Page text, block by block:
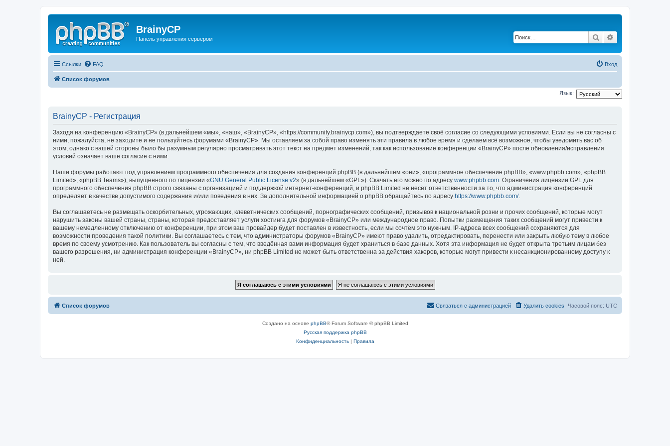
BrainyCP
Панель управления сервером Поиск
Ссылки FAQ Вход
Список форумов
Язык:
BrainyCP - Регистрация
Заходя на конференцию «BrainyCP» (в дальнейшем «мы», «наш», «BrainyCP», «https://community.brainycp.com»), вы подтверждаете своё согласие со следующими условиями. Если вы не согласны с
ними, пожалуйста, не заходите и не пользуйтесь форумами «BrainyCP». Мы оставляем за собой право изменять эти правила в любое время и сделаем всё возможное, чтобы уведомить вас об
этом, однако с вашей стороны было бы разумным регулярно просматривать этот текст на предмет изменений, так как использование конференции «BrainyCP» после обновления/исправления
условий означает ваше согласие с ними.
Наши форумы работают под управлением программного обеспечения для создания конференций phpBB (в дальнейшем «они», «программное обеспечение phpBB», «www.phpbb.com», «phpBB
Limited», «phpBB Teams»), выпущенного по лицензии «GNU General Public License v2» (в дальнейшем «GPL»). Скачать его можно по адресу www.phpbb.com. Ограничения лицензии GPL для
программного обеспечения phpBB строго связаны с организацией и поддержкой интернет-конференций, и phpBB Limited не несёт ответственности за то, что администрация конференций
определяет в качестве допустимого содержания и/или поведения в них. За дополнительной информацией о phpBB обращайтесь по адресу https://www.phpbb.com/.
Вы соглашаетесь не размещать оскорбительных, угрожающих, клеветнических сообщений, порнографических сообщений, призывов к национальной розни и прочих сообщений, которые могут
нарушить законы вашей страны, страны, которая предоставляет услуги хостинга для форумов «BrainyCP» или международное право. Попытки размещения таких сообщений могут привести к
вашему немедленному отключению от конференции, при этом ваш провайдер будет поставлен в известность, если мы сочтём это нужным. IP-адреса всех сообщений сохраняются для
возможности проведения такой политики. Вы соглашаетесь с тем, что администраторы форумов «BrainyCP» имеют право удалить, отредактировать, перенести или закрыть любую тему в любое
время по своему усмотрению. Как пользователь вы согласны с тем, что введённая вами информация будет храниться в базе данных. Хотя эта информация не будет открыта третьим лицам без
вашего разрешения, ни администрация конференции «BrainyCP», ни phpBB Limited не может быть ответственна за действия хакеров, которые могут привести к несанкционированному доступу к
ней.
Список форумов Часовой пояс: UTC
Удалить cookies
Связаться с администрацией
Создано на основе phpBB® Forum Software © phpBB Limited
Русская поддержка phpBB
Конфиденциальность| Правила